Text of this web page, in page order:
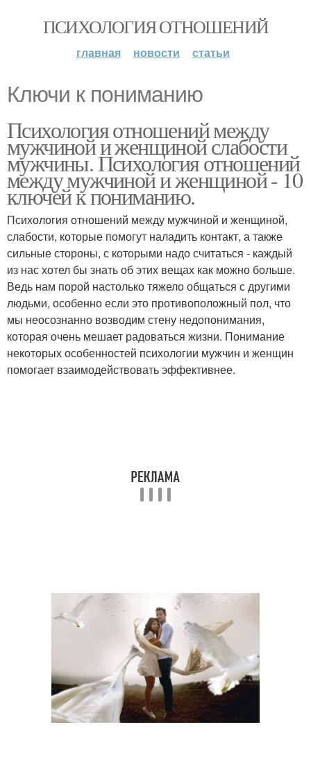
ПСИХОЛОГИЯ ОТНОШЕНИЙ
главная новости статьи
Ключи к пониманию
Психология отношений между
мужчиной и женщиной слабости
мужчины. Психология отношений
между мужчиной и женщиной - 10
ключей к пониманию.
Психология отношений между мужчиной и женщиной,
слабости, которые помогут наладить контакт, а также
сильные стороны, с которыми надо считаться - каждый
из нас хотел бы знать об этих вещах как можно больше.
Ведь нам порой настолько тяжело общаться с другими
людьми, особенно если это противоположный пол, что
мы неосознанно возводим стену недопонимания,
которая очень мешает радоваться жизни. Понимание
некоторых особенностей психологии мужчин и женщин
помогает взаимодействовать эффективнее.